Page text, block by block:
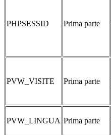
PHPSESSID Prima parte
PVW_VISITE Prima parte
PVW_LINGUA Prima parte